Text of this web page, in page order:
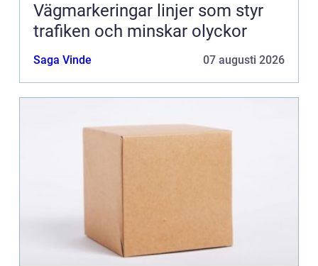
Vägmarkeringar linjer som styr
trafiken och minskar olyckor
Saga Vinde 07 augusti 2026